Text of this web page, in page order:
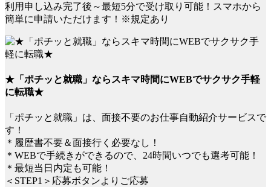
利用申し込み完了後～最短5分で受け取り可能！スマホから
簡単に申請いただけます！※規定あり
★「ポチッと就職」ならスキマ時間にWEBでサクサク手軽
に転職★
「ポチッと就職」は、面接不要のお仕事自動紹介サービスで
す！
＊履歴書不要＆面接行く必要なし！
＊WEBで手続きができるので、24時間いつでも選考可能！
＊最短当日内定も可能！
＜STEP1＞応募ボタンよりご応募